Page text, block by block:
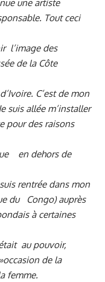
une artiste
Tout ceci
l’image des
de la Côte
C’est de mon
suis allée m’installer
pour des raisons
en dehors de
rentrée dans mon
du Congo) auprès
à certaines
au pouvoir,
de la
femme.